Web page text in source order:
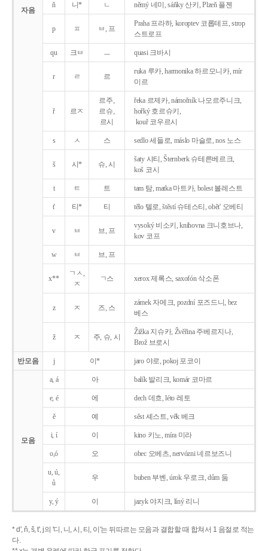
자음
ň 니* ㄴ němý 네미, sáňky 산키, Plzeň 플젠
p ㅍ ㅂ, 프
Praha 프라하, koroptev 코롭테프, strop
스트로프
qu 크ㅂ ㅡ quasi 크바시
r ㄹ 르
ruka 루카, harmonika 하르모니카, mír
미르
ř 르ㅈ
르주,
르슈,
르시
řeka 르제카, námořník 나모르주니크,
hořký 호르슈키,
kouř 코우르시
s ㅅ 스 sedlo 세들로, máslo 마슬로, nos 노스
š 시* 슈, 시
šaty 샤티, Šternberk 슈테른베르크,
koš 코시
t ㅌ 트 tam 탐, matka 마트카, bolest 볼레스트
t' 티* 티 tělo 텔로, štěstí 슈테스티, obět' 오베티
v ㅂ 브, 프
vysoký 비소키, knihovna 크니호브나,
kov 코프
w ㅂ 브, 프
x**
ㄱㅅ,
ㅈ
ㄱ스 xerox 제록스, saxofón 삭소폰
z ㅈ 즈, 스
zámek 자메크, pozdní 포즈드니, bez
베스
ž ㅈ 주, 슈, 시
Žižka 지슈카, Žvěřina 주베르지나,
Brož 브로시
반모음 j 이* jaro 야로, pokoj 포코이
모음
a, á 아 balík 발리크, komár 코마르
e, é 에 dech 데흐, léto 레토
ě 예 sěst 셰스트, věk 베크
i, í 이 kino 키노, míra 미라
o,ó 오 obec 오베츠, nervózni 네르보즈니
u, ú,
ů
우 buben 부벤, úrok 우로크, dům 둠
y, ý 이 jazyk야지크, líný 리니
* d', ň, š, t', j의 '디, 니, 시, 티, 이'는 뒤따르는 모음과 결합할 때 합쳐서 1 음절로 적는
다.